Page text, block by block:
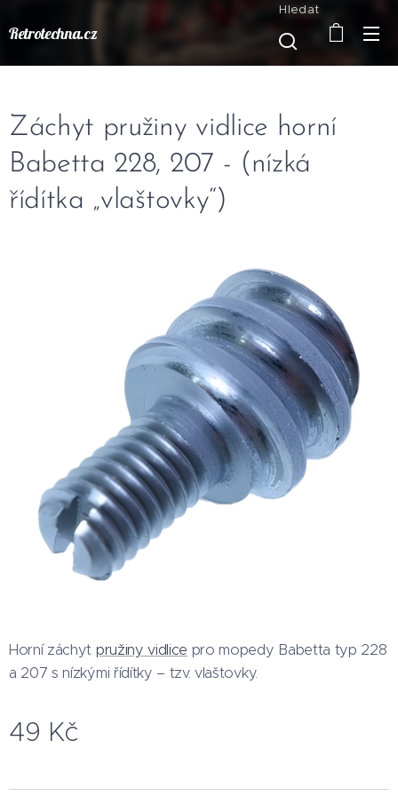
Retrotechna.cz
Hledat
Záchyt pružiny vidlice horní
Babetta 228, 207 - (nízká
řídítka „vlaštovky“)
Horní záchyt pružiny vidlice pro mopedy Babetta typ 228
a 207 s nízkými řídítky – tzv. vlaštovky.
49 Kč